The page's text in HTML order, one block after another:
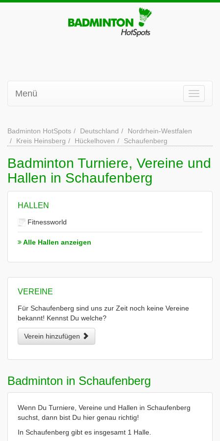
Menü
Badminton HotSpots Deutschland
Nordrhein-Westfalen
Kreis Heinsberg
Hückelhoven Schaufenberg
Badminton Turniere, Vereine und
Hallen in Schaufenberg
HALLEN
Fitnessworld
Alle Hallen anzeigen
VEREINE
Für Schaufenberg sind uns zur Zeit noch keine Vereine
bekannt! Kennst Du welche?
Verein hinzufügen
Badminton in Schaufenberg
Wenn Du Turniere, Vereine und Hallen in Schaufenberg
suchst, dann bist Du hier genau richtig!
In Schaufenberg gibt es insgesamt 1 Halle.